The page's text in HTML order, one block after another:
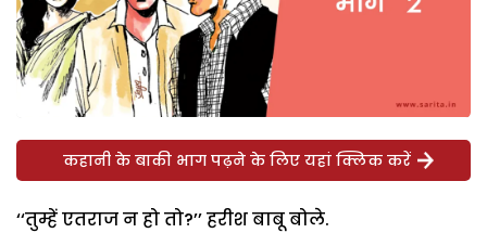
कहानी के बाकी भाग पढ़ने के लिए यहां क्लिक करें
‘‘तुम्हें एतराज न हो तो?’’ हरीश बाबू बोले.